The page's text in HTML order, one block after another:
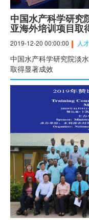
中国水产科学研究
亚海外培训项目取
2019-12-20 00:00:00 人
中国水产科学研究院淡
取得显著成效